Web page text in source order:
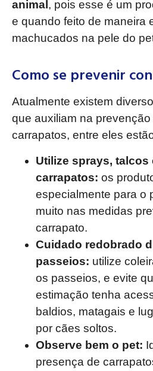
animal , pois esse é um
e quando feito de maneira
machucados na pele do
Como se prevenir
Atualmente existem
que auxiliam na
carrapatos, entre eles
Utilize sprays, talcos
carrapatos: os
especialmente para o
muito nas medidas
carrapato.
Cuidado redobrado
passeios: utilize
os passeios, e evite
estimação tenha
baldios, matagais e
por cães soltos.
Observe bem o pet:
presença de